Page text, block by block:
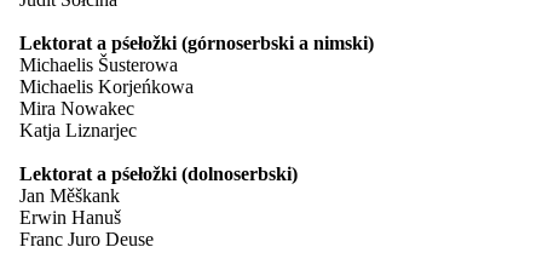
28.10.1880 załoženje wuběrka za pódpěranje serbskich
1893-1906 pódpěrowanje wót studentow organizěrowanych
1904–1908 procowanje filologiskeje sekcije Maśice Serbskeje wó
Lektorat a pśełožki (górnoserbski a nimski)
Michaelis Šusterowa
Michaelis Korjeńkowa
Mira Nowakec
Katja Liznarjec
Lektorat a pśełožki (dolnoserbski)
Jan Měškank
Erwin Hanuš
Franc Juro Deuse